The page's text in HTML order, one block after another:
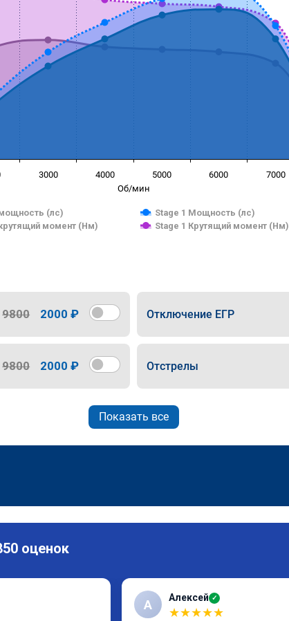
Об/мин
(лс)
Stage 1 Мощность (лс)
момент (Нм)
Stage 1 Крутящий момент (Нм)
3000 4000 5000 6000 7000
9800 2000 ₽ Отключение ЕГР
9800 2000 ₽ Отстрелы
Показать все
оценок
А Алексей ✓
★★★★★